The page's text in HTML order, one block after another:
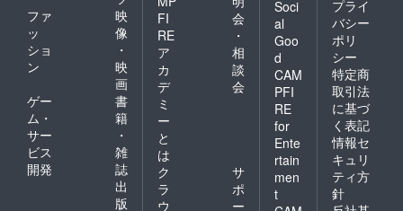
ファ
ッ
ショ
ン
映
像
・
映
画
ゲー
ム・
サー
ビス
開発
書
籍
・
雑
誌
出
版
FI
RE
ア
カ
デ
ミ
ー
と
は
会
・
相
談
会
ク
ラ
ウ
サ
ポ
ー
Soci
al
Goo
d
CAM
PFI
RE
for
Ente
rtain
men
t
プライ
バシー
ポリ
シー
特定商
取引法
に基づ
く表記
情報セ
キュリ
ティ方
針